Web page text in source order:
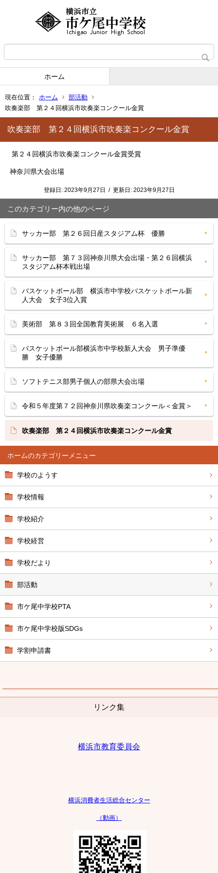
ホーム
現在位置： ホーム
部活動
吹奏楽部 第２４回横浜市吹奏楽コンクール金賞
ホーム
学校のようす
学校情報
学校紹介
学校経営
学校だより
部活動
市ケ尾中学校PTA
市ケ尾中学校版SDGs
学割申請書
リンク集
横浜市教育委員会
横浜消費者生活総合センター
（動画）
吹奏楽部 第２４回横浜市吹奏楽コンクール金賞
第２４回横浜市吹奏楽コンクール金賞受賞
神奈川県大会出場
登録日: 2023年9月27日 / 更新日: 2023年9月27日
このカテゴリー内の他のページ
サッカー部 第２６回日産スタジアム杯 優勝
サッカー部 第７３回神奈川県大会出場・第２６回横浜
スタジアム杯本戦出場
バスケットボール部 横浜市中学校バスケットボール新
人大会 女子3位入賞
美術部 第８３回全国教育美術展 ６名入選
バスケットボール部横浜市中学校新人大会 男子準優
勝 女子優勝
ソフトテニス部男子個人の部県大会出場
令和５年度第７２回神奈川県吹奏楽コンクール＜金賞＞
吹奏楽部 第２４回横浜市吹奏楽コンクール金賞